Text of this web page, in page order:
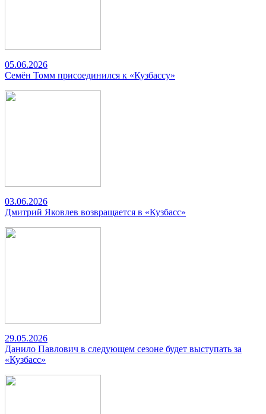
05.06.2026
Семён Томм присоединился к «Кузбассу»
03.06.2026
Дмитрий Яковлев возвращается в «Кузбасс»
29.05.2026
Данило Павлович в следующем сезоне будет выступать за
«Кузбасс»